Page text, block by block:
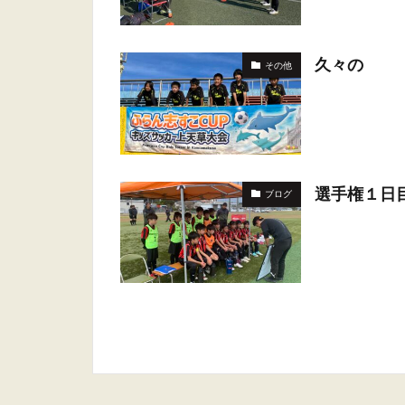
その他 久々の
ブログ 選手権１日